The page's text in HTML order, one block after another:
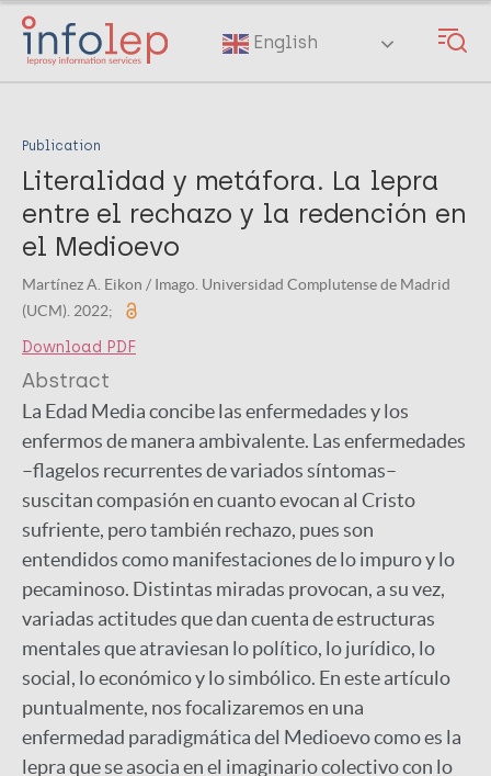
Skip
main
English
Publication
Literalidad y metáfora. La lepra
entre el rechazo y la redención en
el Medioevo
Martínez A. Eikon / Imago. Universidad Complutense de Madrid
(UCM). 2022;
Download PDF
Abstract
La Edad Media concibe las enfermedades y los
enfermos de manera ambivalente. Las enfermedades
–flagelos recurrentes de variados síntomas–
suscitan compasión en cuanto evocan al Cristo
sufriente, pero también rechazo, pues son
entendidos como manifestaciones de lo impuro y lo
pecaminoso. Distintas miradas provocan, a su vez,
variadas actitudes que dan cuenta de estructuras
mentales que atraviesan lo político, lo jurídico, lo
social, lo económico y lo simbólico. En este artículo
puntualmente, nos focalizaremos en una
enfermedad paradigmática del Medioevo como es la
lepra que se asocia en el imaginario colectivo con lo